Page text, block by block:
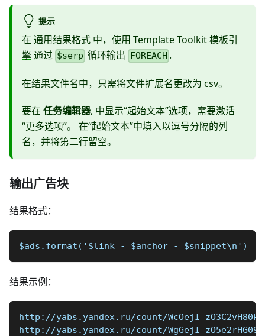
提示
在 通用结果格式 中，使用 Template Toolkit 模板引
擎通过 $serp 循环输出 FOREACH .
在结果文件名中，只需将文件扩展名更改为 csv。
要在 任务编辑器, 中显示“起始文本”选项，需要激活
“更多选项”。 在“起始文本”中填入以逗号分隔的列
名，并将第二行留空。
输出广告块
结果格式：
$ads.format('$link - $anchor - $snippet\n')
结果示例：
http://yabs.yandex.ru/count/WcOejI_zO3C2vH80P1zY-
http://yabs.yandex.ru/count/WgGejI_zO5e2rHG092HY-